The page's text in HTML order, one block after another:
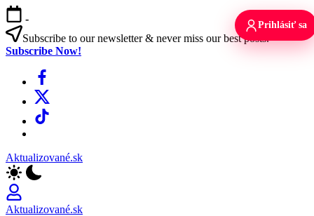
Skip
to
content
-
Subscribe to our newsletter & never miss our best posts.
Subscribe Now!
Facebook
X
TikTok
Aktualizované.sk
Aktualizované.sk
Prihlásiť sa